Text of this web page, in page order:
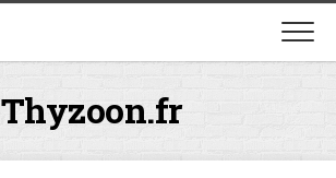
Thyzoon.fr